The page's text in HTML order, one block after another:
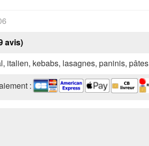
avis)
italien, kebabs, lasagnes, paninis,
: